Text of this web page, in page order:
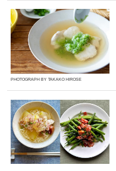
PHOTOGRAPH BY TAKAKO HIROSE